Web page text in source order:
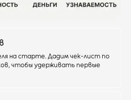
на старте. Дадим чек-лист по
чтобы удерживать первые